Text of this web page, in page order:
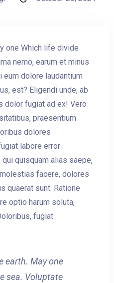
one Which life divide
nemo, earum et minus
dolore laudantium
est? Eligendi unde, ab
dolor fugiat ad ex! Vero
praesentium
dolores
labore error
quisquam alias saepe,
facere, dolores
quaerat sunt. Ratione
optio harum soluta,
fugiat.
earth. May one
sea. Voluptate